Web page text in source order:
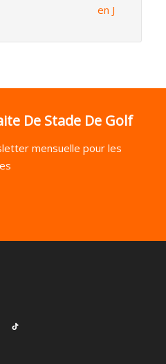
en J
De Stade De Golf
mensuelle pour les